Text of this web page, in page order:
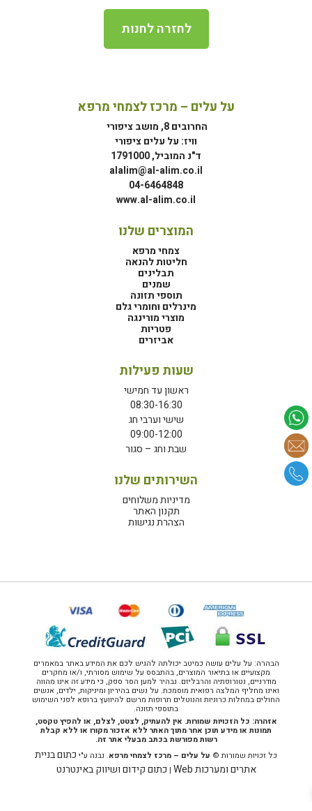
לחזרה לחנות
על עלים – מרכז לצמחי מרפא
החרובים 8, מושב ציפורי
וויז: על עלים ציפורי
ד"נ המוביל, 1791000
alalim@al-alim.co.il
04-6464848
www.al-alim.co.il
המוצרים שלנו
צמחי מרפא
חליטות להנאה
תבלינים
שמנים
תוספי תזונה
מינרלים וחומרי גלם
מוצרי מורינגה
פטריות
אביזרים
שעות פעילות
ראשון עד חמישי
08:30-16:30
שישי וערבי חג
09:00-12:00
שבת וחג – סגור
השירותים שלנו
מדיניות משלוחים
תקנון האתר
הצהרת נגישות
הבהרה: על עלים עושה כמיטב יכולתה להגיש לכם את המידע באתר במאמרים
מקצועיים או בתיאור המוצרים, בהתבסס על שימוש מסורתי, ו/או מחקרים
מודרניים, נטורופתיה והרבליזם. נבהיר למען הסר ספק, כי מידע זה אינו מהווה
ואינו מחליף המלצה רפואית מוסמכת. על נשים בהיריון ומיניקות, ילדים, אנשים
החולים במחלות כרוניות והנוטלים תרופות מרשם להיוועץ ברופא לפני השימוש
בתוספי תזונה.
אזהרה: כל הזכויות שמורות. אין להעתיק, לצטט, לצלם, או להפיץ טקסט,
תמונות או מידע תוכן אחר מתוך האתר ללא אזכור מקורו או ללא קבלת
רשות מפורשת בכתב מבעלי אתר זה.
כל זכויות שמורות © על עלים – מרכז לצמחי מרפא. נבנה ע"יכתום בניית
אתרים ומערכות Web
| כתום קידום ושיווק באינטרנט